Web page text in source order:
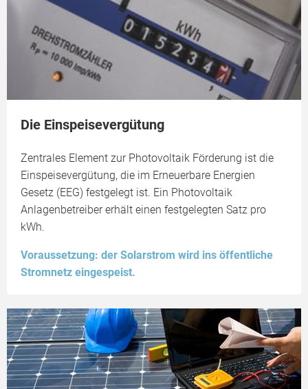
Die Einspeisevergütung
Zentrales Element zur Photovoltaik Förderung ist die
Einspeisevergütung, die im Erneuerbare Energien
Gesetz (EEG) festgelegt ist. Ein Photovoltaik
Anlagenbetreiber erhält einen festgelegten Satz pro
kWh.
Voraussetzung: der Solarstrom wird ins öffentliche
Stromnetz eingespeist.